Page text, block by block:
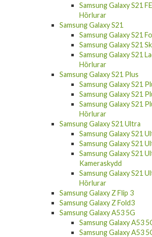
Samsung Galaxy S21
Hörlurar
Samsung Galaxy S21
Samsung Galaxy S21
Samsung Galaxy S21
Samsung Galaxy S21
Hörlurar
Samsung Galaxy S21 Plus
Samsung Galaxy S21
Samsung Galaxy S21
Samsung Galaxy S21
Hörlurar
Samsung Galaxy S21 Ultra
Samsung Galaxy S21
Samsung Galaxy S21
Samsung Galaxy S21
Kameraskydd
Samsung Galaxy S21
Hörlurar
Samsung Galaxy Z Flip 3
Samsung Galaxy Z Fold3
Samsung Galaxy A53 5G
Samsung Galaxy A53
Samsung Galaxy A53